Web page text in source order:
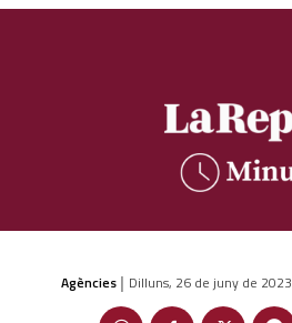
Agències | Dilluns, 26 de juny de 2023